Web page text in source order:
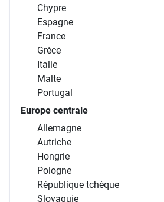
Chypre
Espagne
France
Grèce
Italie
Malte
Portugal
Europe centrale
Allemagne
Autriche
Hongrie
Pologne
République tchèque
Slovaquie